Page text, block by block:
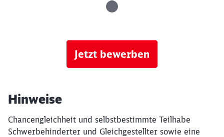
Jetzt bewerben
Hinweise
Chancengleichheit und selbstbestimmte Teilhabe
Schwerbehinderter und Gleichgestellter sowie eine